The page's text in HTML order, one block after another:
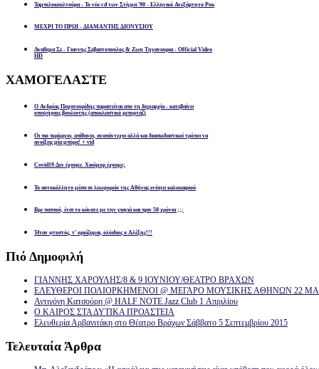
Ταμπελοκουλτούρα - Το νέο cd των Στίγμα '90 - Ελληνικό Ανεξάρτητο Ροκ
ΜΕΧΡΙ ΤΟ ΠΡΩΙ - ΔΙΑΜΑΝΤΗΣ ΔΙΟΝΥΣΙΟΥ
Αναθεμα Σε - Γιαννης Σεβαστοπουλος & Ζωη Τηγανουρια - Official Video
HD
ΧΑΜΟΓΕΛΑΣΤΕ
Ο Ανδρέας Παχατουρίδης παραιτείται απο τη δημαρχία - κατεβαίνει
υποψήφιος βουλευτής (αποκλειστικό ρεπορτάζ)
Οι πιο περίεργοι, απίθανοι, αναπάντεχοι αλλά και διασκεδαστικοί τρόποι να
ανοίξεις μία μπύρα! + vid
Covid19 Δεν έχουμε. Χιούμορ έχουμε;
Το αυτοκόλλητο μέσα σε λεωφορείο της Αθήνας ενόψει καλοκαιριού
Βρε παππού, έτσι το κάνατε με την γιαγιά και πριν 50 χρόνια ;;;
Ήταν φτυστός, τ’ ορκίζομαι, ολόιδιος ο Αλέξης!!!
Πιό Δημοφιλή
ΓΙΑΝΝΗΣ ΧΑΡΟΥΛΗΣ/8 & 9 ΙΟΥΝΙΟΥ/ΘΕΑΤΡΟ ΒΡΑΧΩΝ
ΕΛΕΥΘΕΡΟΙ ΠΟΛΙΟΡΚΗΜΕΝΟΙ @ ΜΕΓΑΡΟ ΜΟΥΣΙΚΗΣ ΑΘΗΝΩΝ 22
Αντιγόνη Κατσούρη @ HALF NOTE Jazz Club 1 Απριλίου
Ο ΚΑΙΡΟΣ ΣΤΑ ΔΥΤΙΚΑ ΠΡΟΑΣΤΕΙΑ
Ελευθερία Αρβανιτάκη στο Θέατρο Βράχων Σάββατο 5 Σεπτεμβρίου 2015
Τελευταία Άρθρα